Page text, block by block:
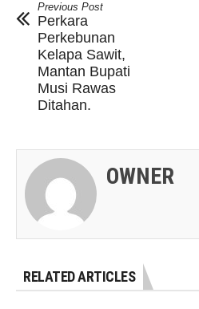
Previous Post
Perkara
Perkebunan
Kelapa Sawit,
Mantan Bupati
Musi Rawas
Ditahan.
OWNER
RELATED ARTICLES